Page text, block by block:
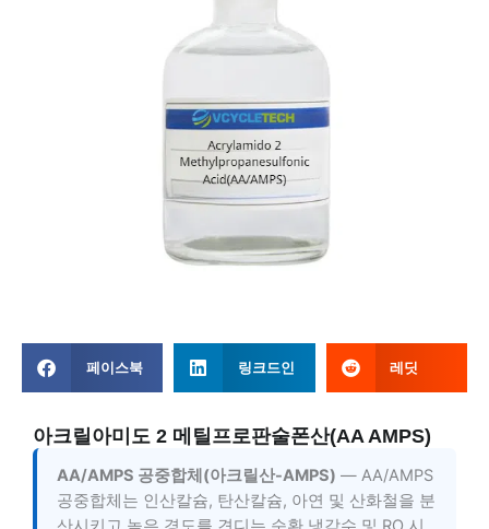
페이스북 링크드인 레딧
아크릴아미도 2 메틸프로판술폰산(AA AMPS)
AA/AMPS 공중합체(아크릴산-AMPS) — AA/AMPS
공중합체는 인산칼슘, 탄산칼슘, 아연 및 산화철을 분